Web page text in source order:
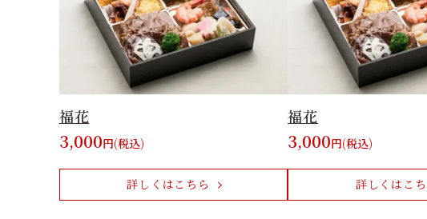
福花
3,000円(税込)
詳しくはこちら
福花
3,000円(税込)
詳しくはこ